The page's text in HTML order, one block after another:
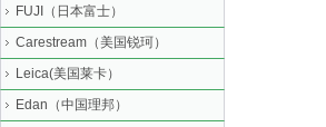
FUJI（日本富士）
Carestream（美国锐珂）
Leica(美国莱卡）
Edan（中国理邦）